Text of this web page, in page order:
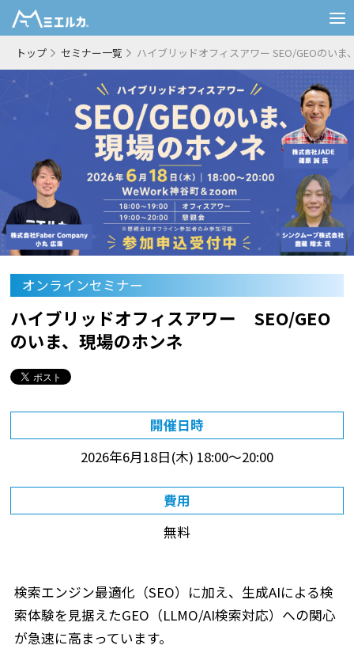
トップ セミナー一覧 ハイブリッドオフィスアワー SEO/GEOのいま
オンラインセミナー
ハイブリッドオフィスアワー SEO/GEO
のいま、現場のホンネ
開催日時
2026年6月18日(木) 18:00～20:00
費用
無料
検索エンジン最適化（SEO）に加え、生成AIによる検
索体験を見据えたGEO（LLMO/AI検索対応）への関心
が急速に高まっています。